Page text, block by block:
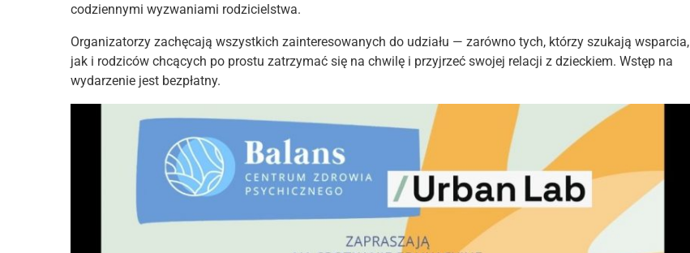
codziennymi wyzwaniami rodzicielstwa.
Organizatorzy zachęcają wszystkich zainteresowanych do udziału — zarówno tych, którzy szukają wsparcia,
jak i rodziców chcących po prostu zatrzymać się na chwilę i przyjrzeć swojej relacji z dzieckiem. Wstęp na
wydarzenie jest bezpłatny.